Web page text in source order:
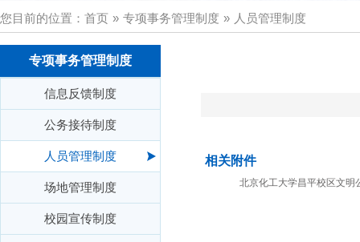
您目前的位置： 首页 » 专项事务管理制度 » 人员管理制度
专项事务管理制度
信息反馈制度
公务接待制度
人员管理制度
场地管理制度
校园宣传制度
相关附件
北京化工大学昌平校区文明